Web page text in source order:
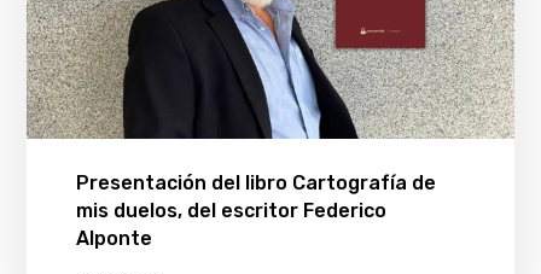
Presentación del libro Cartografía de
mis duelos, del escritor Federico
Alponte